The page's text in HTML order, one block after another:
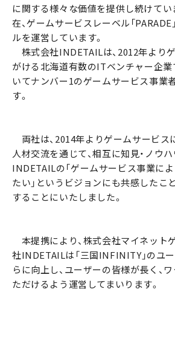
に関する様々な価値を提供し続けてい
在、ゲームサービスレーベル「
ルを運営しています。
株式会社INDETAILは、2012年より
がける北海道有数のITベンチャー企業
いてナンバー1のゲームサービス事業
す。
両社は、2014年よりゲームサービス
人材交流を通じて、相互に知見・ノウ
INDETAILの「ゲームサービス事業に
たい」というビジョンにも共感したこ
することにいたしました。
本提携により、株式会社マイネット
社INDETAILは「三国INFINITY」のユ
らに向上し、ユーザーの皆様が長く、
ただけるよう運営してまいります。